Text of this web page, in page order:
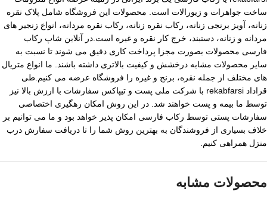
ساخت جواهرات و زیورالات است. محصولات این فروشگاه شامل پلاک نقره
زنانه، آویز برنجی زنانه، رکاب نقره زنانه، رکاب نقره مردانه، انواع زنجیر های
مردانه و زنانه، دستبند، خرج کار نقره و غیره است.در آنلاین شاپ رکاب
فارسی محصولات بصورت مجزا پرداخت کاری دقیق می شوند تا نسبت به
سایر محصولات مشابه درخشش و کیفیت بالاتری داشته باشند. ما انواع متریال
های مختلف از جمله نقره، برنج و غیره را فروشگاه عرضه می کنیم.طی
قراداد rekabfarsi با شرکت ملی پست و تیپاکس سفارشات با ارزش بالا نیز
توسط ما بیمه و پست خواهند شد. در این روش امکان رهگیری اختصاصی
سفارشات پستی توسط رکاب فارسی امکان پذیر خواهد بود و ما می توانیم بر
خلاف بسیاری از فروشندگان به بهترین روش شما را تا دریافت سفارش درب
منزل همراهی کنیم.
محصولات مشابه